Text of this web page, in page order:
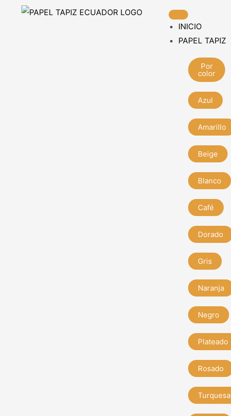
INICIO
PAPEL TAPIZ
Por
color
Azul
Amarillo
Beige
Blanco
Café
Dorado
Gris
Naranja
Negro
Plateado
Rosado
Turquesa